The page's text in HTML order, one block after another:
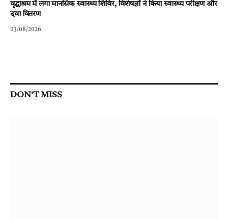
वृद्धाश्रम में लगा मानसिक स्वास्थ्य शिविर, विशेषज्ञों ने किया स्वास्थ्य परीक्षण और
दवा वितरण
03/08/2026
DON'T MISS